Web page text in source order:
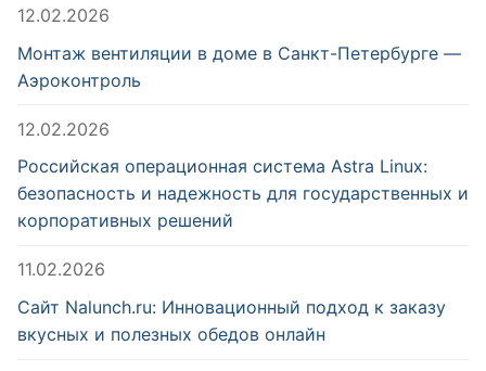
12.02.2026
Монтаж вентиляции в доме в Санкт-Петербурге —
Аэроконтроль
12.02.2026
Российская операционная система Astra Linux:
безопасность и надежность для государственных и
корпоративных решений
11.02.2026
Сайт Nalunch.ru: Инновационный подход к заказу
вкусных и полезных обедов онлайн